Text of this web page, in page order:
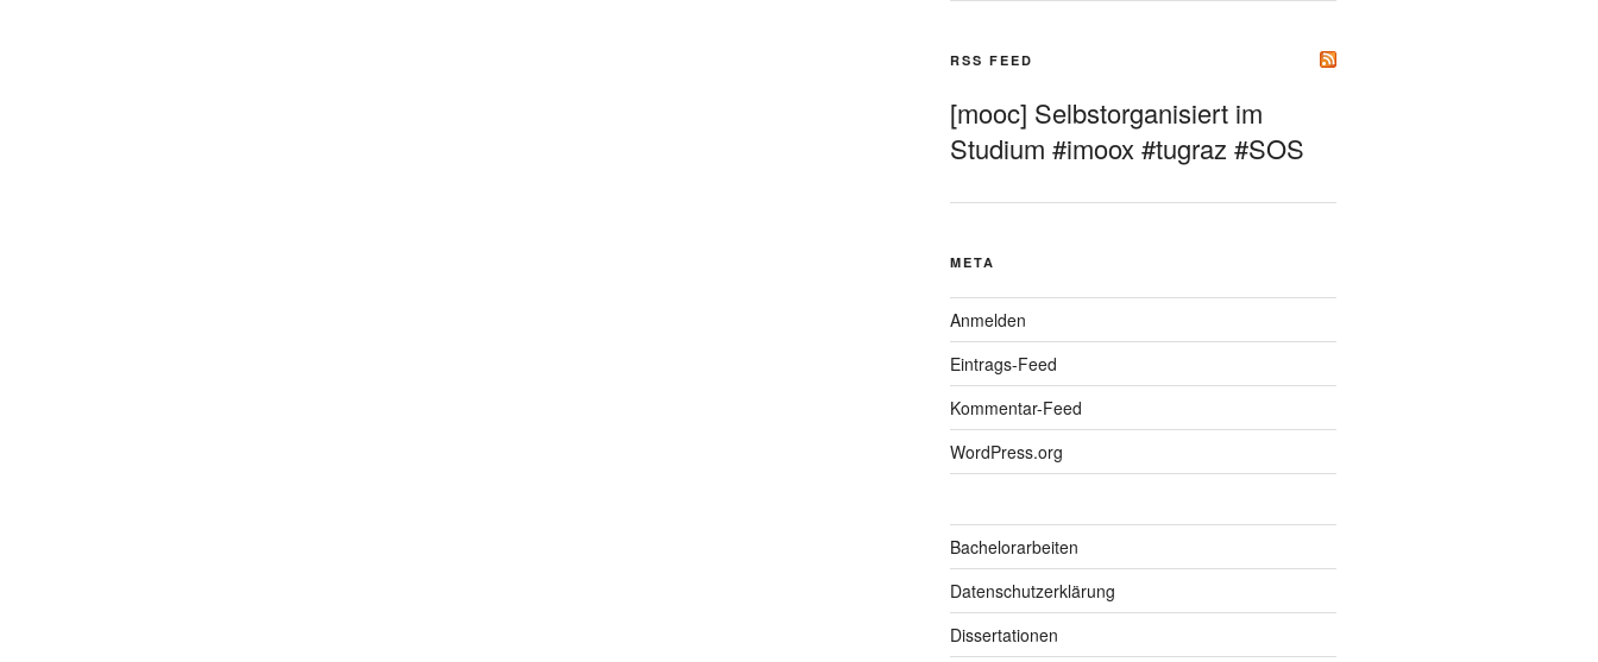
RSS FEED
[mooc] Selbstorganisiert im
Studium #imoox #tugraz #SOS
META
Anmelden
Eintrags-Feed
Kommentar-Feed
WordPress.org
Bachelorarbeiten
Datenschutzerklärung
Dissertationen